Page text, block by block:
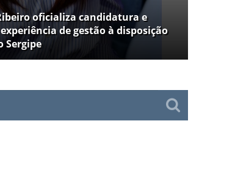
oficializa candidatura e
de gestão à disposição
Sergipe